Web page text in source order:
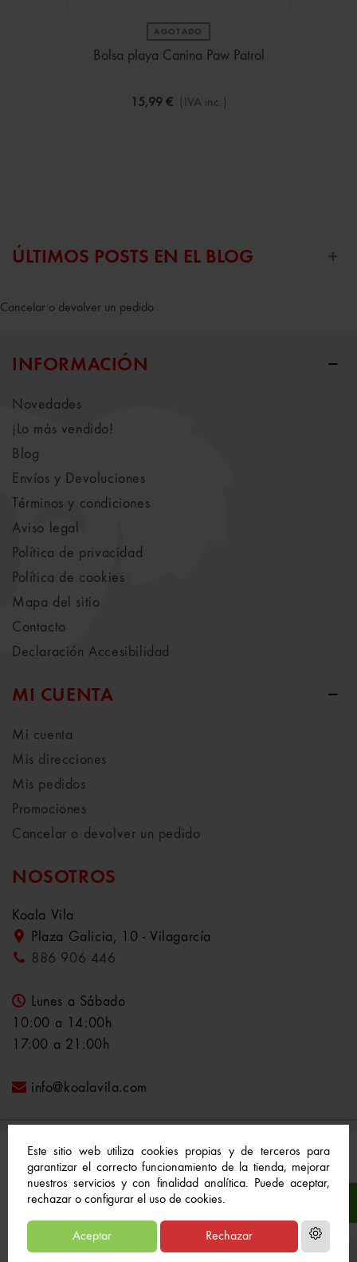
Este sitio web utiliza cookies propias y de terceros para
garantizar el correcto funcionamiento de la tienda, mejorar
nuestros servicios y con finalidad analítica. Puede aceptar,
rechazar o configurar el uso de cookies.
Aceptar Rechazar
AGOTADO
Bolsa playa Canina Paw Patrol
15,99 € (IVA inc.)
ÚLTIMOS POSTS EN EL BLOG
Cancelar o devolver un pedido
INFORMACIÓN
Novedades
¡Lo más vendido!
Blog
Envíos y Devoluciones
Términos y condiciones
Aviso legal
Política de privacidad
Política de cookies
Mapa del sitio
Contacto
Declaración Accesibilidad
MI CUENTA
Mi cuenta
Mis direcciones
Mis pedidos
Promociones
Cancelar o devolver un pedido
NOSOTROS
Koala Vila
Plaza Galicia, 10 - Vilagarcía
886 906 446
Lunes a Sábado
10:00 a 14:00h
17:00 a 21:00h
info@koalavila.com
© 2021-2022 Koala Vila™. Todos los derechos